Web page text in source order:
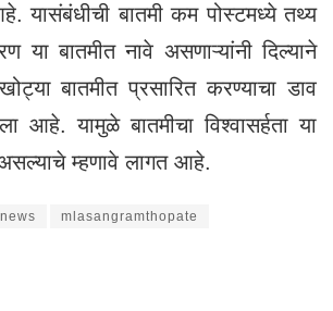
यासंबंधीची बातमी कम पोस्टमध्ये तथ्य
या बातमीत नावे असणाऱ्यांनी दिल्याने
बातमीत प्रसारित करण्याचा डाव
आहे. यामुळे बातमीचा विश्वासर्हता या
म्हणावे लागत आहे.
mlasangramthopate